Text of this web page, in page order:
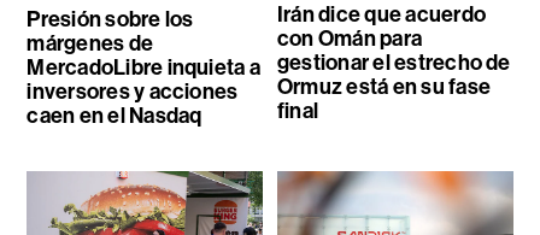
Presión sobre los
márgenes de
MercadoLibre inquieta a
inversores y acciones
caen en el Nasdaq
Irán dice que acuerdo
con Omán para
gestionar el estrecho de
Ormuz está en su fase
final